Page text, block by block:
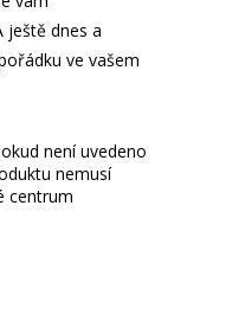
ještě dnes a
ve vašem
není uvedeno
nemusí
centrum